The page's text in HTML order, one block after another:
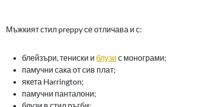
Мъжкият стил preppy се отличава и с:
блейзъри, тениски и блузи с монограми;
памучни сака от сив плат;
якета Harrington;
памучни панталони;
блузи в стил ръгби;